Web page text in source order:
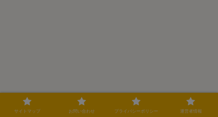
サイトマップ お問い合わせ プライバシーポリシー 運営者情報